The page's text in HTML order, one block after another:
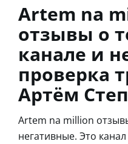
Artem na
отзывы о
канале и
проверка
Артём
Artem na million
негативные. Это